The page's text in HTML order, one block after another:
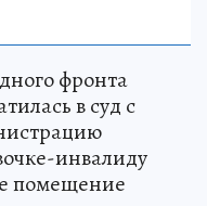
фронта
в суд с
инвалиду
помещение